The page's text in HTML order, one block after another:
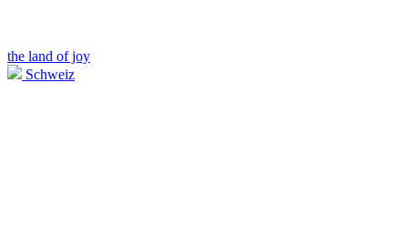
the land of joy
Schweiz